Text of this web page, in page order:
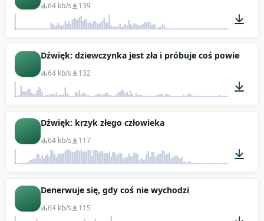
64 kb/s 139
00:02
Dźwięk: dziewczynka jest zła i próbuje coś powiedzieć,
64 kb/s 132
Dźwięk: krzyk złego człowieka
64 kb/s 117
Denerwuje się, gdy coś nie wychodzi
64 kb/s 115